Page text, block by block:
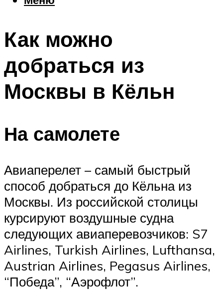
Шоппинг
Что посетить
Меню
Как можно
добраться из
Москвы в Кёльн
На самолете
Авиаперелет – самый быстрый
способ добраться до Кёльна из
Москвы. Из российской столицы
курсируют воздушные судна
следующих авиаперевозчиков: S7
Airlines, Turkish Airlines, Lufthansa,
Austrian Airlines, Pegasus Airlines,
“Победа”, “Аэрофлот”.